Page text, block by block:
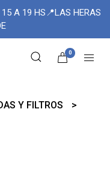
A 19 HS📍LAS HERAS
0
Y FILTROS